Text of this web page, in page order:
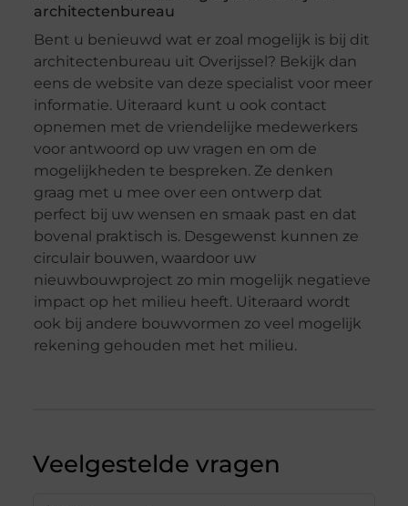
architectenbureau
Bent u benieuwd wat er zoal mogelijk is bij dit
architectenbureau uit Overijssel? Bekijk dan
eens de website van deze specialist voor meer
informatie. Uiteraard kunt u ook contact
opnemen met de vriendelijke medewerkers
voor antwoord op uw vragen en om de
mogelijkheden te bespreken. Ze denken
graag met u mee over een ontwerp dat
perfect bij uw wensen en smaak past en dat
bovenal praktisch is. Desgewenst kunnen ze
circulair bouwen, waardoor uw
nieuwbouwproject zo min mogelijk negatieve
impact op het milieu heeft. Uiteraard wordt
ook bij andere bouwvormen zo veel mogelijk
rekening gehouden met het milieu.
Veelgestelde vragen